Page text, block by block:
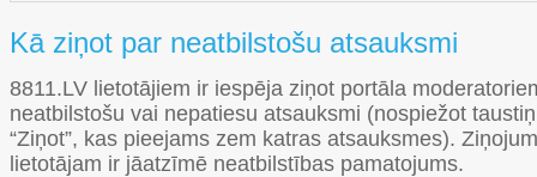
Kā ziņot par neatbilstošu atsauksmi
8811.LV lietotājiem ir iespēja ziņot portāla
neatbilstošu vai nepatiesu atsauksmi (nospiežot
“Ziņot”, kas pieejams zem katras atsauksmes).
lietotājam ir jāatzīmē neatbilstības pamatojums.